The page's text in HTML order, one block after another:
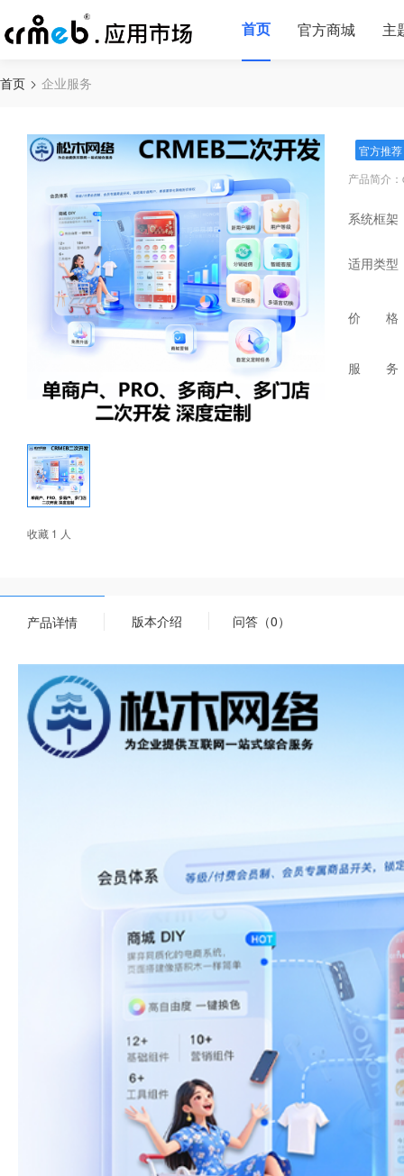
首页 官方商城 主
首页 企业服务
收藏 1 人
官方推荐
产品简介
系统框架
适用类型
价 格
服 务
产品详情 版本介绍 问答（0）